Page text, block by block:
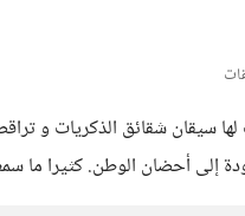
سيقان شقائق الذكريات و
إلى أحضان الوطن. كثيرا ما